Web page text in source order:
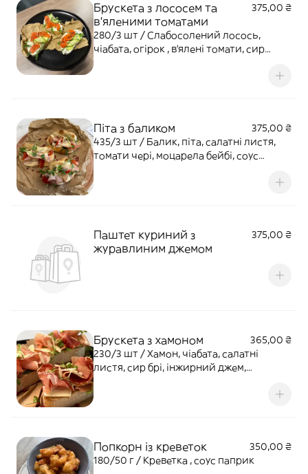
Брускета з лососем та
в'яленими томатами
375,00 ₴
280/3 шт / Слабосолений лосось,
чіабата, огірок , в'ялені томати, сир
Піта з баликом
375,00 ₴
435/3 шт / Балик, піта, салатні листя,
томати чері, моцарела бейбі, соус
Паштет куриний з
журавлиним джемом
375,00 ₴
Брускета з хамоном
365,00 ₴
230/3 шт / Хамон, чіабата, салатні
листя, сир брі, інжирний джем,
Попкорн із креветок
350,00 ₴
180/50 г / Креветка , соус паприк